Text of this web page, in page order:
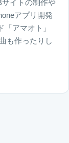
イトの制作や
アプリ開発
アマオト」
も作ったりし